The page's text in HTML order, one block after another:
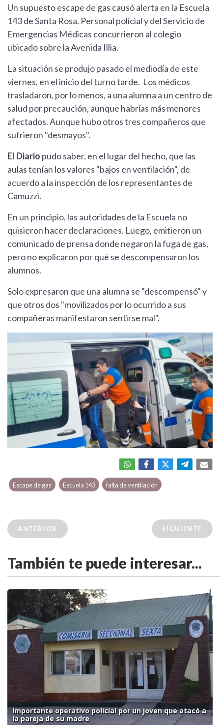
Un supuesto escape de gas causó alerta en la Escuela
143 de Santa Rosa. Personal policial y del Servicio de
Emergencias Médicas concurrieron al colegio
ubicado sobre la Avenida Illia.
La situación se produjo pasado el mediodía de este
viernes, en el inicio del turno tarde. Los médicos
trasladaron, por lo menos, a una alumna a un centro de
salud por precaución, aunque habrías más menores
afectados. Aunque hubo otros tres compañeros que
sufrieron "desmayos".
El Diario pudo saber, en el lugar del hecho, que las
aulas tenían los valores "bajos en ventilación", de
acuerdo a la inspección de los representantes de
Camuzzi.
En un principio, las autoridades de la Escuela no
quisieron hacer declaraciones. Luego, emitieron un
comunicado de prensa donde negaron la fuga de gas,
pero no explicaron por qué se descompensaron los
alumnos.
Solo expresaron que una alumna se "descompensó" y
que otros dos "movilizados por lo ocurrido a sus
compañeras manifestaron sentirse mal".
Escape de gas Escuela 143 falta de ventilación
ANTERIOR SIGUIENTE
También te puede interesar...
Importante operativo policial por un joven que atacó a
la pareja de su madre